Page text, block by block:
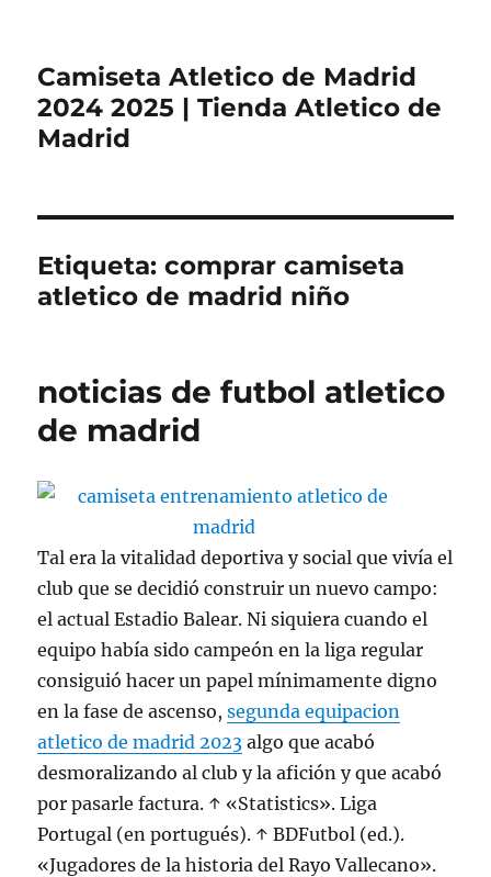
Camiseta Atletico de Madrid
2024 2025 | Tienda Atletico de
Madrid
Etiqueta:comprar camiseta
atletico de madrid niño
noticias de futbol atletico
de madrid
Tal era la vitalidad deportiva y social que vivía el
club que se decidió construir un nuevo campo:
el actual Estadio Balear. Ni siquiera cuando el
equipo había sido campeón en la liga regular
consiguió hacer un papel mínimamente digno
en la fase de ascenso,segunda equipacion
atletico de madrid 2023 algo que acabó
desmoralizando al club y la afición y que acabó
por pasarle factura. ↑ «Statistics». Liga
Portugal (en portugués). ↑ BDFutbol (ed.).
«Jugadores de la historia del Rayo Vallecano».